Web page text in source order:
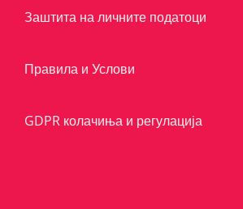
Заштита на личните податоци
Правила и Услови
GDPR колачиња и регулација